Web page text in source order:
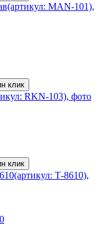
клик
клик